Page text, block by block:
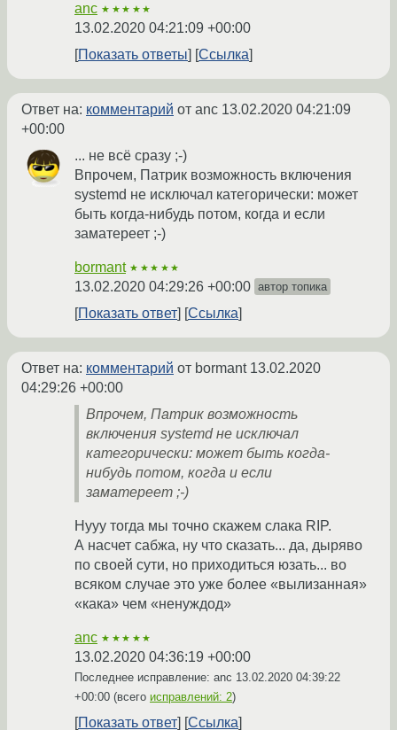
anc ★★★★★
13.02.2020 04:21:09 +00:00
Показать ответы
Ссылка
Ответ на: комментарий от anc 13.02.2020 04:21:09
+00:00
... не всё сразу ;-)
Впрочем, Патрик возможность включения
systemd не исключал категорически: может
быть когда-нибудь потом, когда и если
заматереет ;-)
bormant ★★★★★
13.02.2020 04:29:26 +00:00 автор топика
Показать ответ Ссылка
Ответ на: комментарий от bormant 13.02.2020
04:29:26 +00:00
Впрочем, Патрик возможность
включения systemd не исключал
категорически: может быть когда-
нибудь потом, когда и если
заматереет ;-)
Нууу тогда мы точно скажем слака RIP.
А насчет сабжа, ну что сказать... да, дыряво
по своей сути, но приходиться юзать... во
всяком случае это уже более «вылизанная»
«кака» чем «ненуждод»
anc ★★★★★
13.02.2020 04:36:19 +00:00
Последнее исправление: anc 13.02.2020 04:39:22
+00:00 (всего исправлений: 2)
Показать ответ Ссылка